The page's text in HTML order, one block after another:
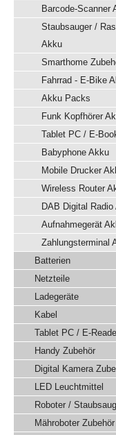
Barcode-Scanner
Staubsauger /
Akku
Smarthome
Fahrrad - E-Bike
Akku Packs
Funk Kopfhörer
Tablet PC / E-
Babyphone Akku
Mobile Drucker
Wireless Router
DAB Digital Radio
Aufnahmegerät
Zahlungsterminal
Batterien
Netzteile
Ladegeräte
Kabel
Tablet PC / E-
Handy Zubehör
Digital Kamera
LED Leuchtmittel
Roboter /
Mähroboter Zubehör